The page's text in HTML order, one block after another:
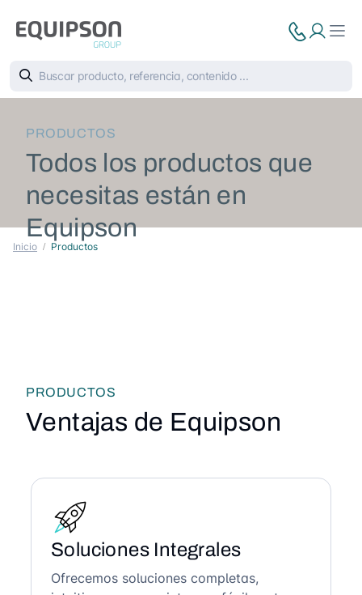
PRODUCTOS
Todos los productos que
necesitas están en
Equipson
Inicio Productos
PRODUCTOS
Ventajas de Equipson
Soluciones Integrales
Ofrecemos soluciones completas,